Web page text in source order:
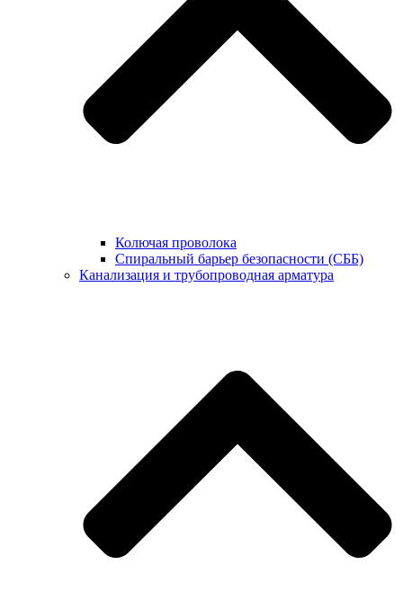
Колючая проволока
Спиральный барьер безопасности (СББ)
Канализация и трубопроводная арматура